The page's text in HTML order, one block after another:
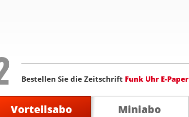
Bestellen Sie die Zeitschrift Funk Uhr E-Paper
Vorteilsabo Miniabo